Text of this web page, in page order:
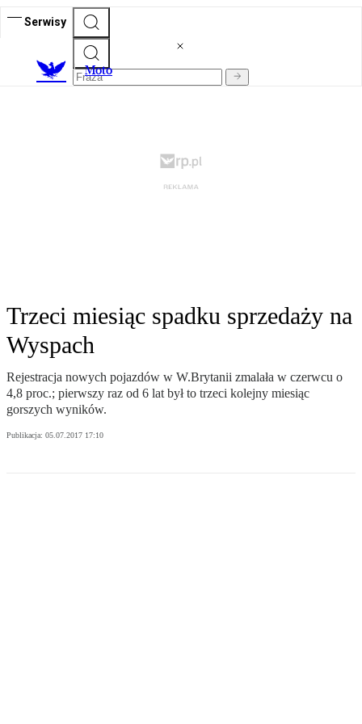
Serwisy
Moto
Trzeci miesiąc spadku sprzedaży na
Wyspach
Rejestracja nowych pojazdów w W.Brytanii zmalała w czerwcu o
4,8 proc.; pierwszy raz od 6 lat był to trzeci kolejny miesiąc
gorszych wyników.
Publikacja: 05.07.2017 17:10